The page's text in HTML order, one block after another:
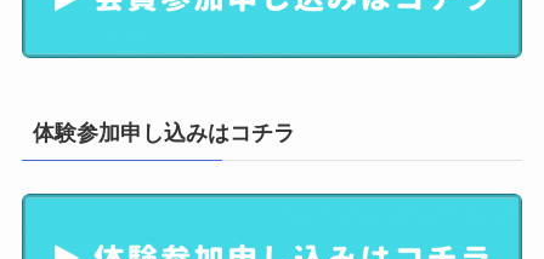
体験参加申し込みはコチラ